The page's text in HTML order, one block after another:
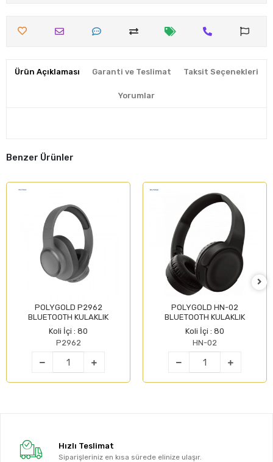
Ürün Açıklaması Garanti ve Teslimat Taksit Seçenekleri
Yorumlar
Benzer Ürünler
POLYGOLD P2962
BLUETOOTH KULAKLIK
Koli İçi : 80
P2962
POLYGOLD HN-02
BLUETOOTH KULAKLIK
Koli İçi : 80
HN-02
Hızlı Teslimat
Siparişleriniz en kısa sürede elinize ulaşır.